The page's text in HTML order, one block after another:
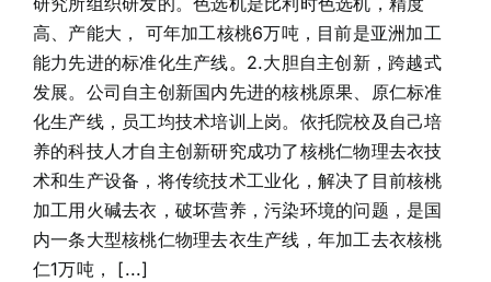
高、产能大， 可年加工核桃6万吨，目前是亚洲加工
能力先进的标准化生产线。2.大胆自主创新，跨越式
发展。公司自主创新国内先进的核桃原果、原仁标准
化生产线，员工均技术培训上岗。依托院校及自己培
养的科技人才自主创新研究成功了核桃仁物理去衣技
术和生产设备，将传统技术工业化，解决了目前核桃
加工用火碱去衣，破坏营养，污染环境的问题，是国
内一条大型核桃仁物理去衣生产线，年加工去衣核桃
仁1万吨， [...]